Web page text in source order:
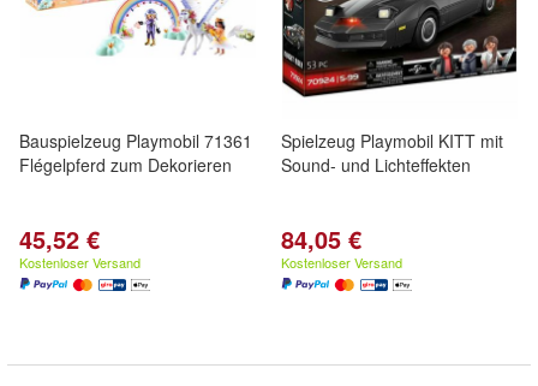
Bauspielzeug Playmobil 71361
Flégelpferd zum Dekorieren
45,52 €
Kostenloser Versand
Spielzeug Playmobil KITT mit
Sound- und Lichteffekten
84,05 €
Kostenloser Versand